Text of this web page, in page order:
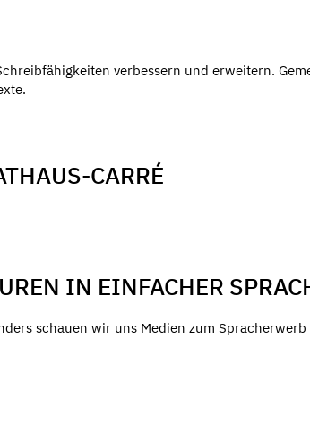
verbessern und erweitern.
CARRÉ
IN EINFACHER
schauen wir uns Medien zum Spracherwerb